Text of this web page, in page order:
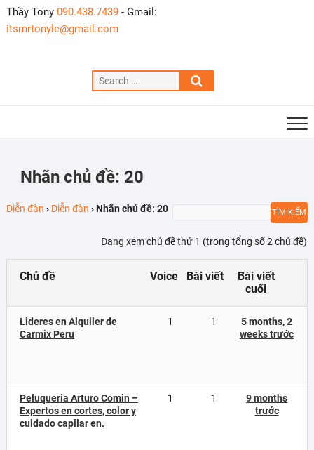
Skip
to
Thầy Tony 090.438.7439- Gmail:
itsmrtonyle@gmail.com
Search
…
Nhãn chủ đề: 20
Diễn đàn › Diễn đàn ›Nhãn chủ đề: 20
Đang xem chủ đề thứ 1 (trong tổng số 2 chủ đề)
Chủ đề Voice Bài viết
Bài viết
cuối
Lideres en Alquiler de
Carmix Peru
1 1
5 months, 2
weeks trước
Peluqueria Arturo Comin –
Expertos en cortes, color y
cuidado capilar en.
1 1
9 months
trước